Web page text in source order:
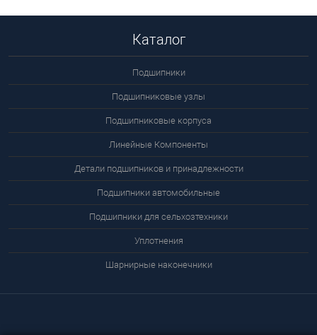
Каталог
Подшипники
Подшипниковые узлы
Подшипниковые корпуса
Линейные Компоненты
Детали подшипников и принадлежности
Подшипники автомобильные
Подшипники для сельхозтехники
Уплотнения
Шарнирные наконечники